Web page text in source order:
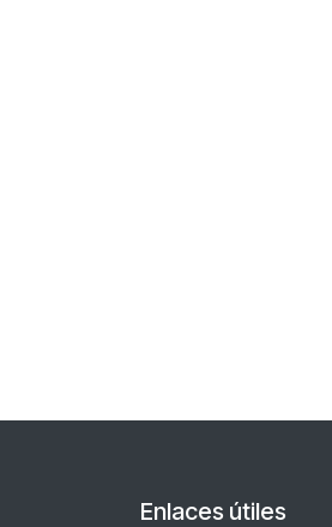
Enlaces útiles